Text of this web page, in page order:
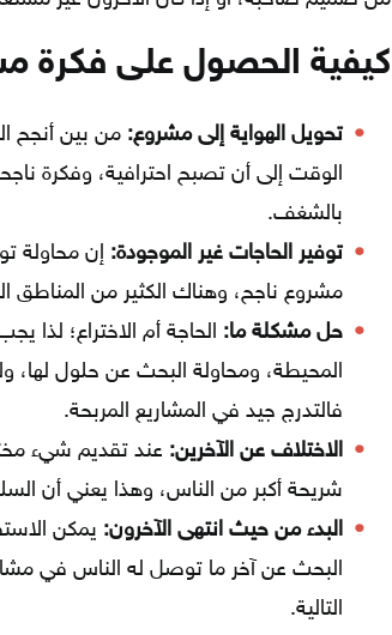
كيفية الحصول على فكرة
تحويل الهواية إلى مشروع: من بين أنجح
الوقت إلى أن تصبح احترافية، وفكرة
بالشغف.
توفير الحاجات غير الموجودة: إن محاولة
مشروع ناجح، وهناك الكثير من المناطق
حل مشكلة ما: الحاجة أم الاختراع؛ لذا
المحيطة، ومحاولة البحث عن حلول لها،
فالتدرج جيد في المشاريع المربحة.
الاختلاف عن الآخرين: عند تقديم شيء
شريحة أكبر من الناس، وهذا يعني أن
البدء من حيث انتهى الآخرون: يمكن
البحث عن آخر ما توصل له الناس في
التالية.